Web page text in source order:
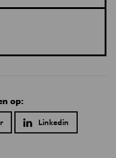
op:
Linkedin